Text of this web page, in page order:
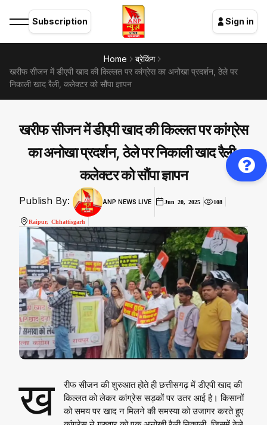
Subscription Sign in
Home
ब्रेकिंग
खरीफ सीजन में डीएपी खाद की किल्लत पर कांग्रेस का अनोखा प्रदर्शन, ठेले पर
निकाली खाद रैली, कलेक्टर को सौंपा ज्ञापन
खरीफ सीजन में डीएपी खाद की किल्लत पर कांग्रेस
का अनोखा प्रदर्शन, ठेले पर निकाली खाद रैली,
कलेक्टर को सौंपा ज्ञापन
Publish By: ANP NEWS LIVE Jun 20, 2025 108
Raipur, Chhattisgarh
ख
रीफ सीजन की शुरुआत होते ही छत्तीसगढ़ में डीएपी खाद की
किल्लत को लेकर कांग्रेस सड़कों पर उतर आई है। किसानों
को समय पर खाद न मिलने की समस्या को उजागर करते हुए